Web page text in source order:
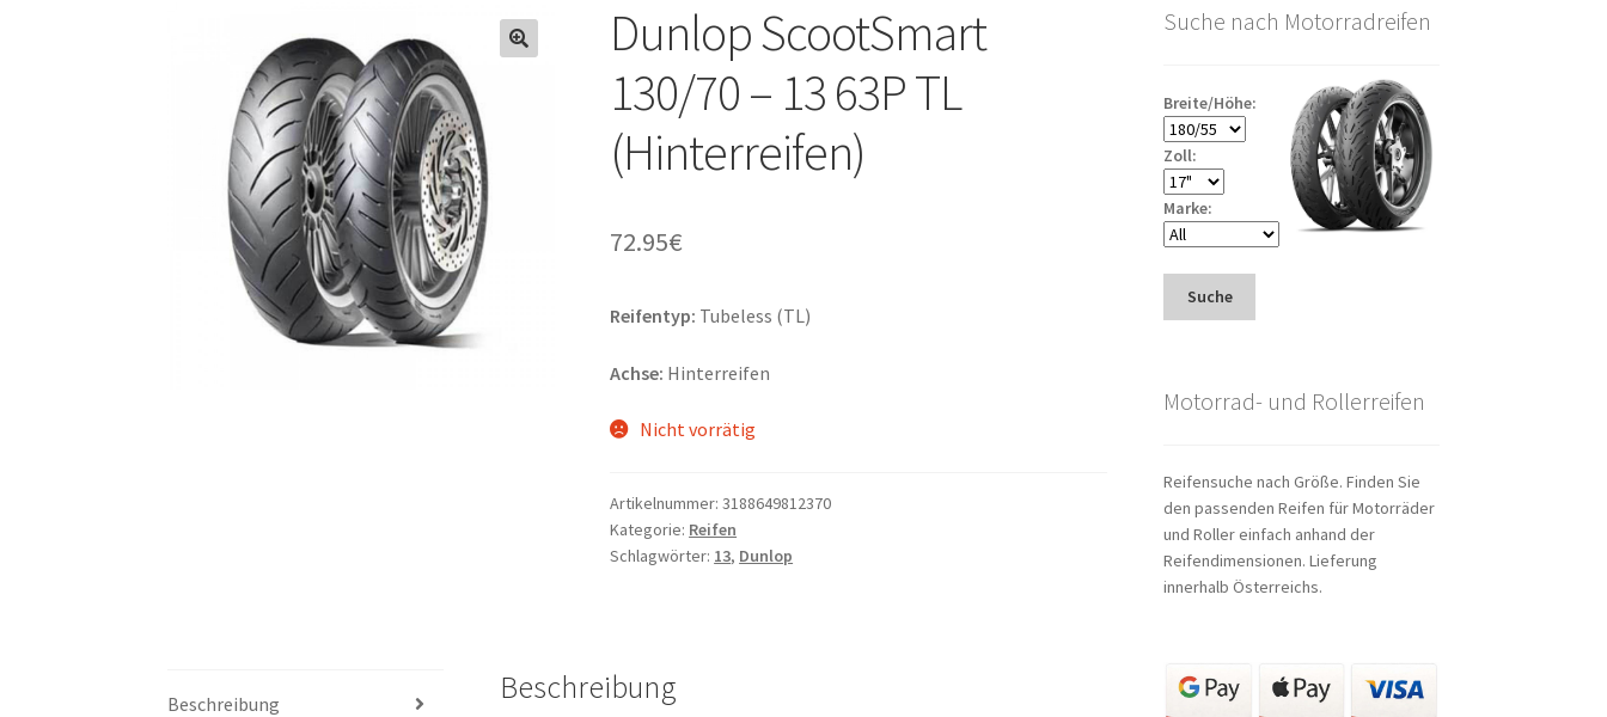
Dunlop ScootSmart
130/70 – 13 63P TL
(Hinterreifen)
72.95€
Reifentyp: Tubeless (TL)
Achse: Hinterreifen
Nicht vorrätig
Artikelnummer:3188649812370
Kategorie: Reifen
Schlagwörter: 13, Dunlop
Beschreibung Beschreibung
Suche nach Motorradreifen
Breite/Höhe:
Zoll:
Marke:
Suche
Motorrad- und Rollerreifen
Reifensuche nach Größe. Finden Sie
den passenden Reifen für Motorräder
und Roller einfach anhand der
Reifendimensionen. Lieferung
innerhalb Österreichs.